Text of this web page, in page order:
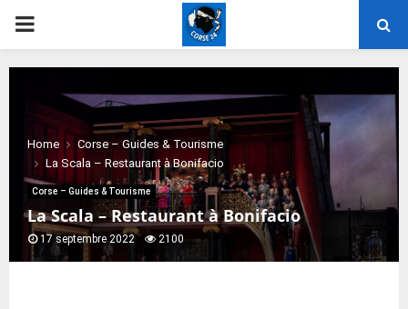
PRIMARY
MENU
Home
Corse – Guides & Tourisme
La Scala – Restaurant à Bonifacio
Corse – Guides & Tourisme
La Scala – Restaurant à Bonifacio
17 septembre 2022 2100